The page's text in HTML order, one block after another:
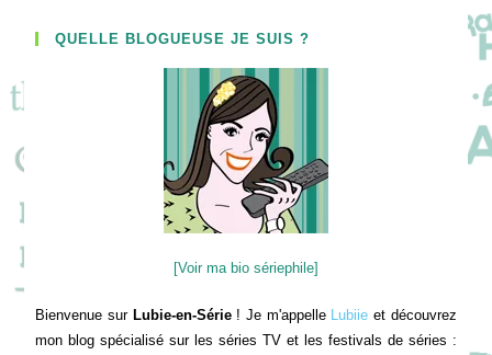
QUELLE BLOGUEUSE JE SUIS ?
[Voir ma bio sériephile]
Bienvenue sur Lubie-en-Série! Je m'appelle Lubiie et découvrez
mon blog spécialisé sur les séries TV et les festivals de séries :